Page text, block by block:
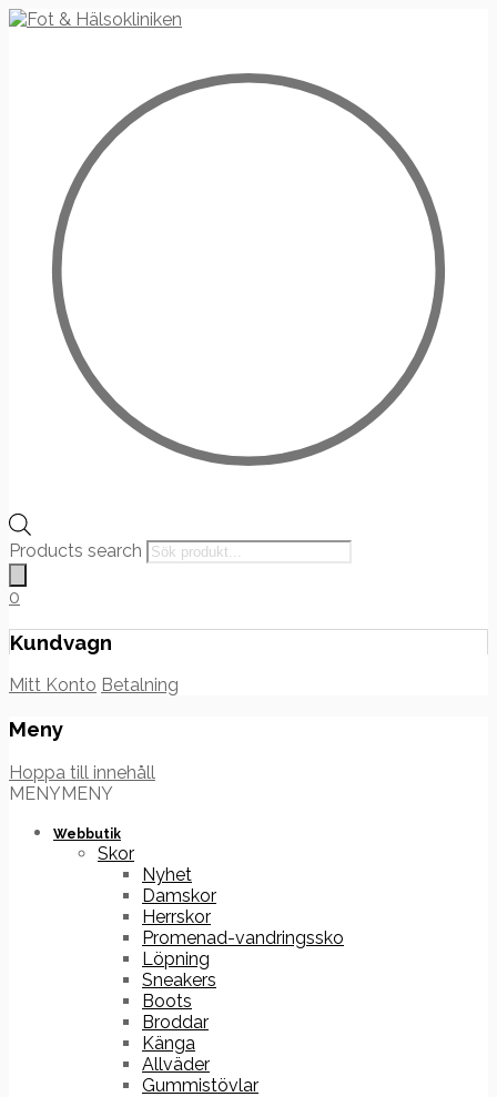
Products search
0
Kundvagn
Mitt Konto Betalning
Meny
Hoppa till innehåll
MENYMENY
Webbutik
Skor
Nyhet
Damskor
Herrskor
Promenad-vandringssko
Löpning
Sneakers
Boots
Broddar
Känga
Allväder
Gummistövlar